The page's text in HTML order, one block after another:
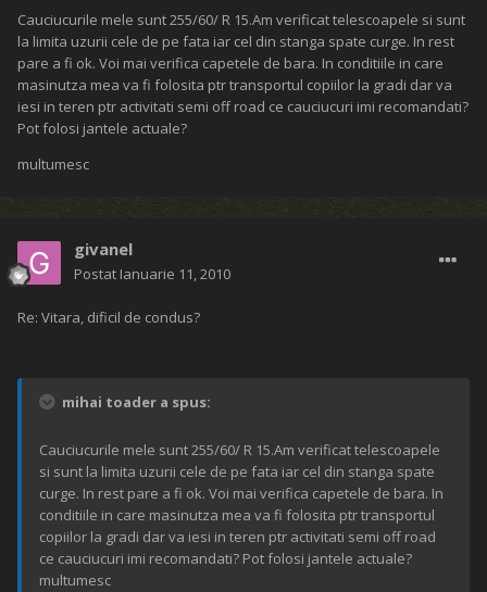
Cauciucurile mele sunt 255/60/ R 15.Am verificat telescoapele si sunt
la limita uzurii cele de pe fata iar cel din stanga spate curge. In rest
pare a fi ok. Voi mai verifica capetele de bara. In conditiile in care
masinutza mea va fi folosita ptr transportul copiilor la gradi dar va
iesi in teren ptr activitati semi off road ce cauciucuri imi recomandati?
Pot folosi jantele actuale?
multumesc
givanel
Postat Ianuarie 11, 2010
Re: Vitara, dificil de condus?
mihai toader a spus:
Cauciucurile mele sunt 255/60/ R 15.Am verificat telescoapele
si sunt la limita uzurii cele de pe fata iar cel din stanga spate
curge. In rest pare a fi ok. Voi mai verifica capetele de bara. In
conditiile in care masinutza mea va fi folosita ptr transportul
copiilor la gradi dar va iesi in teren ptr activitati semi off road
ce cauciucuri imi recomandati? Pot folosi jantele actuale?
multumesc